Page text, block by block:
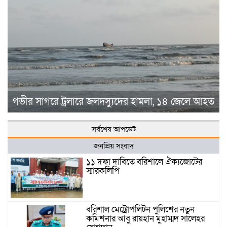
গভীর সাগরে ট্রলারে জলদস্যুদের হামলা, ১৪ জেলে আহত
সর্বশেষ আপডেট
জনপ্রিয় সংবাদ
১১ দফা দাবিতে বরিশালে ঐক্যজোটের
স্মারকলিপি
বরিশাল মেট্রোপলিটন পুলিশের নতুন
কমিশনার আবু রায়হান মুহাম্মদ সালেহর